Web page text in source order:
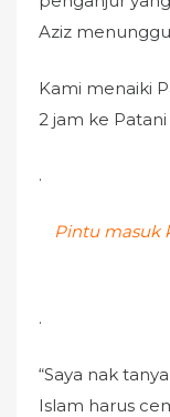
Aziz
Kami menaiki
2 jam ke
.
Pintu masuk
.
“Saya nak
Islam harus